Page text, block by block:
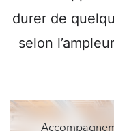
durer de
selon